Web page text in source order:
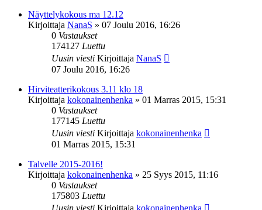
Näyttelykokous ma 12.12
Kirjoittaja NanaS » 07 Joulu 2016, 16:26
0 Vastaukset
174127 Luettu
Uusin viesti Kirjoittaja NanaS
07 Joulu 2016, 16:26
Hirviteatterikokous 3.11 klo 18
Kirjoittaja kokonainenhenka » 01 Marras 2015, 15:31
0 Vastaukset
177145 Luettu
Uusin viesti Kirjoittaja kokonainenhenka
01 Marras 2015, 15:31
Talvelle 2015-2016!
Kirjoittaja kokonainenhenka » 25 Syys 2015, 11:16
0 Vastaukset
175803 Luettu
Uusin viesti Kirjoittaja kokonainenhenka